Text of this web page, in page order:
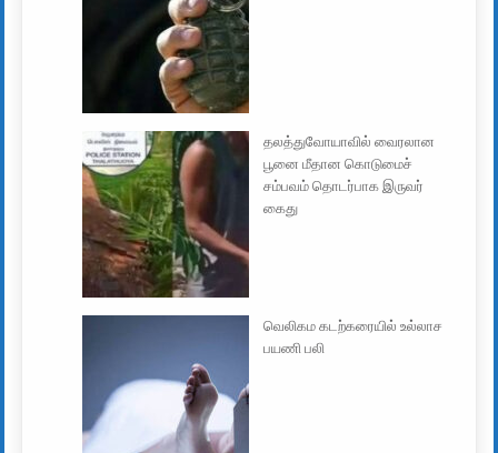
தலத்துவோயாவில் வைரலான
பூனை மீதான கொடுமைச்
சம்பவம் தொடர்பாக இருவர்
கைது
வெலிகம கடற்கரையில் உல்லாச
பயணி பலி